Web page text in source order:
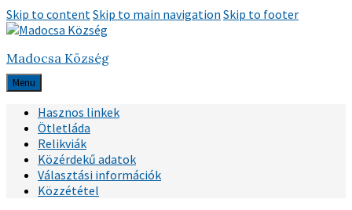
Skip to contentSkip to main navigation Skip to footer
Madocsa Község
Menu
Hasznos linkek
Ötletláda
Relikviák
Közérdekű adatok
Választási információk
Közzététel